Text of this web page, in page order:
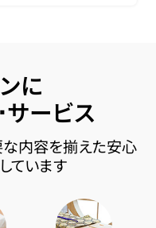
に
ービス
な内容を揃えた安心
ています